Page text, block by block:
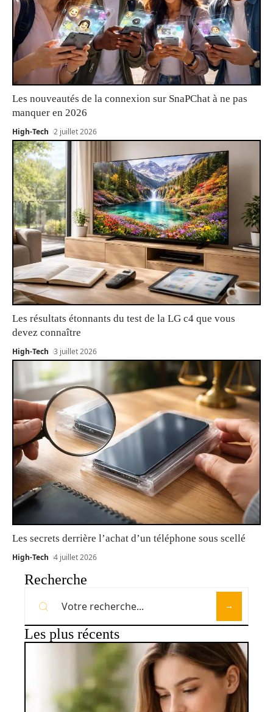
Les nouveautés de la connexion sur SnaPChat à ne pas
manquer en 2026
High-Tech 2 juillet 2026
Les résultats étonnants du test de la LG c4 que vous
devez connaître
High-Tech 3 juillet 2026
Les secrets derrière l’achat d’un téléphone sous scellé
High-Tech 4 juillet 2026
Recherche
Les plus récents